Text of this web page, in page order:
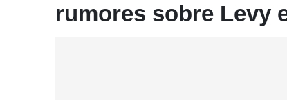
rumores sobre Levy